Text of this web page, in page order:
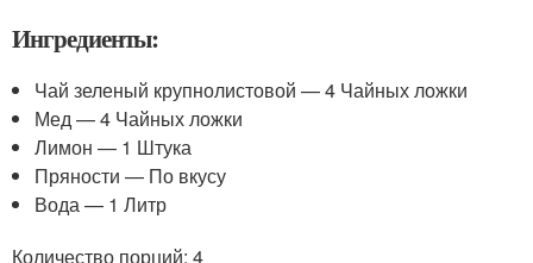
Ингредиенты:
Чай зеленый крупнолистовой — 4 Чайных ложки
Мед — 4 Чайных ложки
Лимон — 1 Штука
Пряности — По вкусу
Вода — 1 Литр
Количество порций: 4